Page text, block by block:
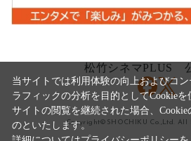
松竹シネマPLUS
Copyright©SHOCHIKU Co.,Ltd. All
当サイトでは利用体験の向上およびコ
ラフィックの分析を目的としてCookieを
サイトの閲覧を継続された場合、
のといたします。